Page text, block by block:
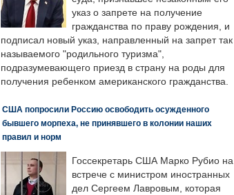
указ о запрете на получение
гражданства по праву рождения, и
подписал новый указ, направленный на запрет так
называемого "родильного туризма",
подразумевающего приезд в страну на роды для
получения ребенком американского гражданства.
США попросили Россию освободить осужденного
бывшего морпеха, не принявшего в колонии наших
правил и норм
Госсекретарь США Марко Рубио на
встрече с министром иностранных
дел Сергеем Лавровым, которая